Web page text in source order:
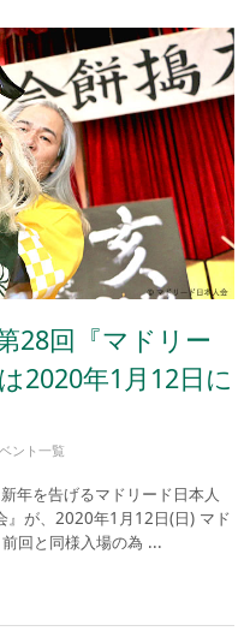
28回『マドリー
2020年1月12日に
ント一覧
年を告げるマドリード日本人
』が、2020年1月12日(日) マド
回と同様入場の為 ...